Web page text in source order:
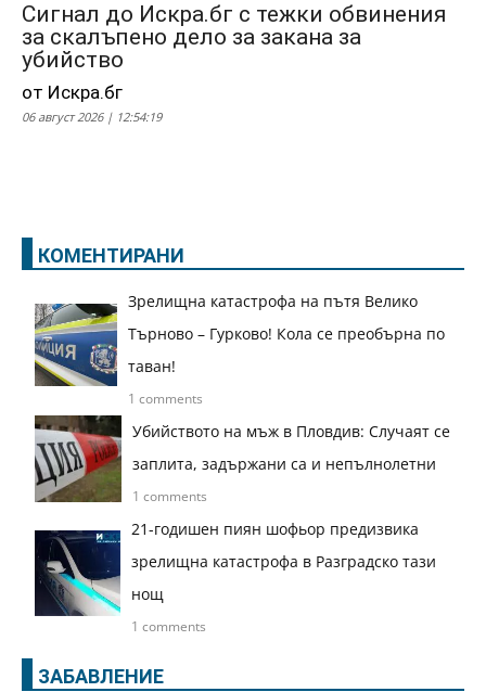
Сигнал до Искра.бг с тежки обвинения
за скалъпено дело за закана за
убийство
от Искра.бг
06 август 2026 | 12:54:19
КОМЕНТИРАНИ
Зрелищна катастрофа на пътя Велико
Търново – Гурково! Кола се преобърна по
таван!
1 comments
Убийството на мъж в Пловдив: Случаят се
заплита, задържани са и непълнолетни
1 comments
21-годишен пиян шофьор предизвика
зрелищна катастрофа в Разградско тази
нощ
1 comments
ЗАБАВЛЕНИЕ